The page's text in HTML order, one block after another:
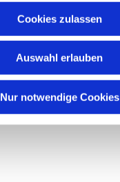
Cookies zulassen
Auswahl erlauben
Nur notwendige Cookies